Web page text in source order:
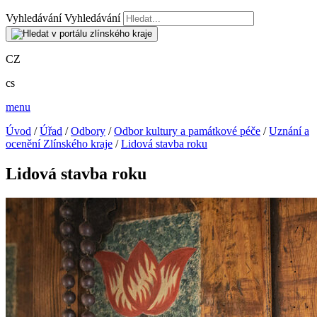
Vyhledávání Vyhledávání
CZ
cs
menu
Úvod /Úřad /Odbory /Odbor kultury a památkové péče /Uznání a
ocenění Zlínského kraje /Lidová stavba roku
Lidová stavba roku